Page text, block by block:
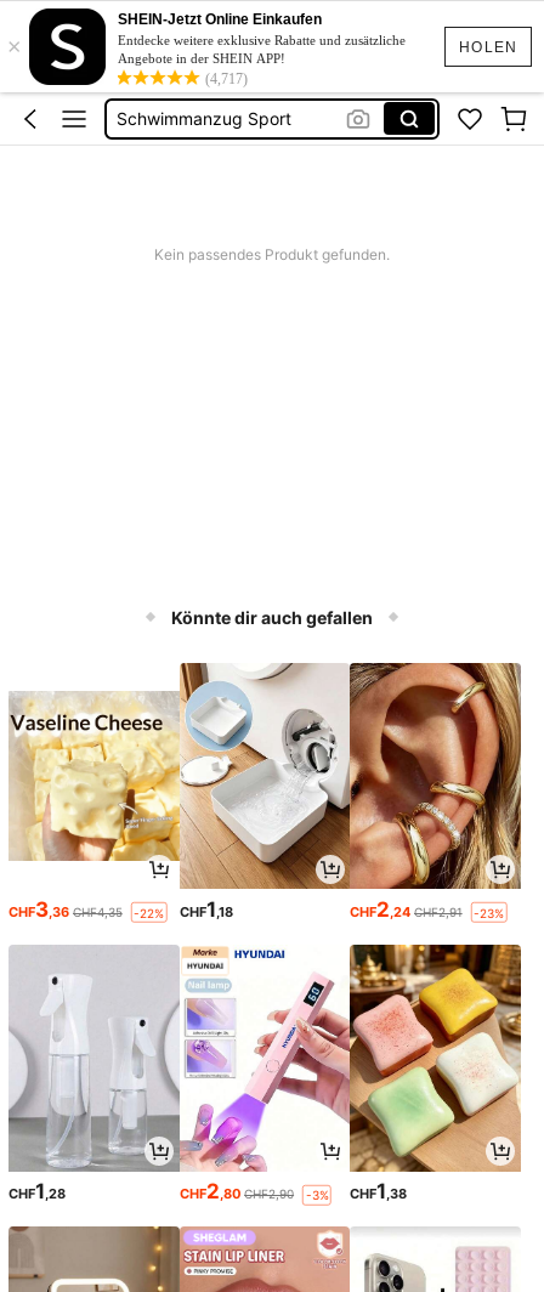
HOLEN
×
SHEIN-Jetzt Online Einkaufen
Entdecke weitere exklusive Rabatte und zusätzliche
Angebote in der SHEIN APP!
(4,717)
Squishies
Linen
Schwimmanzug Sport
Kein passendes Produkt gefunden.
Könnte dir auch gefallen
CHF3 ,36 CHF4,35 -22% CHF1 ,18 CHF2 ,24 CHF2,91 -23%
CHF1,28 CHF2,80 CHF2,90 -3% CHF1,38